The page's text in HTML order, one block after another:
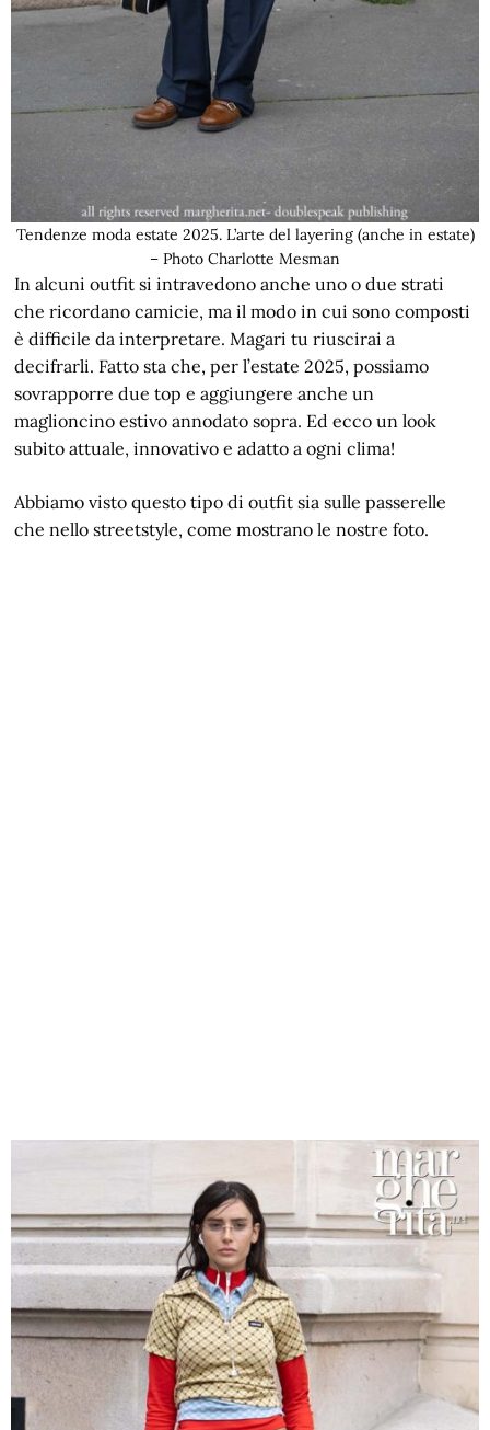
Tendenze moda estate 2025. L’arte del layering (anche in estate)
– Photo Charlotte Mesman
In alcuni outfit si intravedono anche uno o due strati
che ricordano camicie, ma il modo in cui sono composti
è difficile da interpretare. Magari tu riuscirai a
decifrarli. Fatto sta che, per l’estate 2025, possiamo
sovrapporre due top e aggiungere anche un
maglioncino estivo annodato sopra. Ed ecco un look
subito attuale, innovativo e adatto a ogni clima!
Abbiamo visto questo tipo di outfit sia sulle passerelle
che nello streetstyle, come mostrano le nostre foto.